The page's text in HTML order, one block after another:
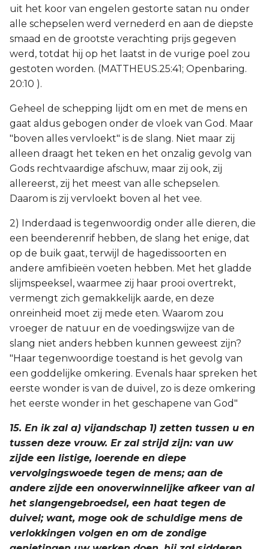
uit het koor van engelen gestorte satan nu onder
alle schepselen werd vernederd en aan de diepste
smaad en de grootste verachting prijs gegeven
werd, totdat hij op het laatst in de vurige poel zou
gestoten worden. (MATTHEUS.25:41; Openbaring.
20:10 ).
Geheel de schepping lijdt om en met de mens en
gaat aldus gebogen onder de vloek van God. Maar
"boven alles vervloekt" is de slang. Niet maar zij
alleen draagt het teken en het onzalig gevolg van
Gods rechtvaardige afschuw, maar zij ook, zij
allereerst, zij het meest van alle schepselen.
Daarom is zij vervloekt boven al het vee.
2) Inderdaad is tegenwoordig onder alle dieren, die
een beenderenrif hebben, de slang het enige, dat
op de buik gaat, terwijl de hagedissoorten en
andere amfibieën voeten hebben. Met het gladde
slijmspeeksel, waarmee zij haar prooi overtrekt,
vermengt zich gemakkelijk aarde, en deze
onreinheid moet zij mede eten. Waarom zou
vroeger de natuur en de voedingswijze van de
slang niet anders hebben kunnen geweest zijn?
"Haar tegenwoordige toestand is het gevolg van
een goddelijke omkering. Evenals haar spreken het
eerste wonder is van de duivel, zo is deze omkering
het eerste wonder in het geschapene van God"
15. En ik zal a) vijandschap 1) zetten tussen u en
tussen deze vrouw. Er zal strijd zijn: van uw
zijde een listige, loerende en diepe
vervolgingswoede tegen de mens; aan de
andere zijde een onoverwinnelijke afkeer van al
het slangengebroedsel, een haat tegen de
duivel; want, moge ook de schuldige mens de
verlokkingen volgen en om de zondige